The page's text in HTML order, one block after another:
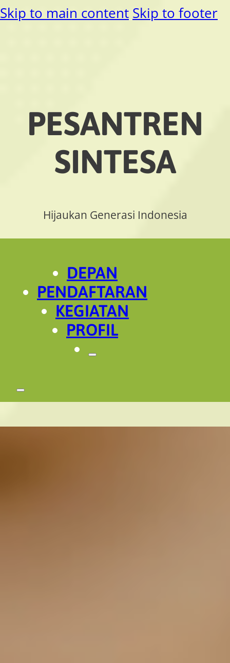
Skip to main content Skip to footer
PESANTREN
SINTESA
Hijaukan Generasi Indonesia
DEPAN
PENDAFTARAN
KEGIATAN
PROFIL